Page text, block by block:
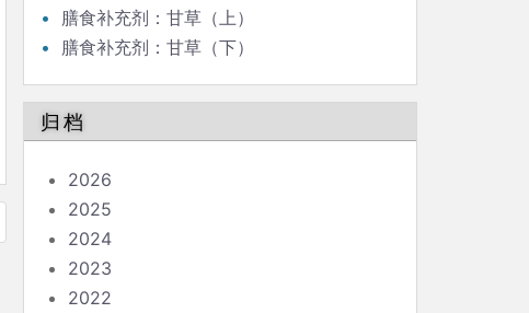
膳食补充剂：甘草（上）
膳食补充剂：甘草（下）
归档
2026
2025
2024
2023
2022